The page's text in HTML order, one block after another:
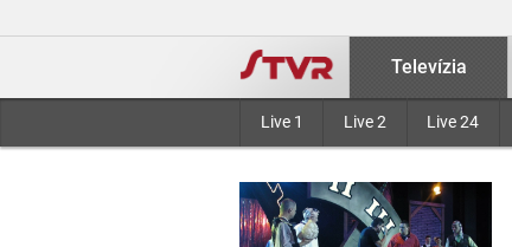
Televízia
Live 1 Live 2 Live 24